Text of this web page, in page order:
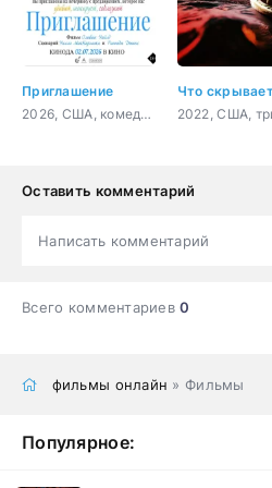
Приглашение
2026, США, комедия
Оставить комментарий
Написать комментарий
Всего комментариев0
фильмы онлайн » Фильмы
Популярное: